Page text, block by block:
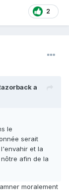
2
a
le
serait
et la
afin de la
moralement